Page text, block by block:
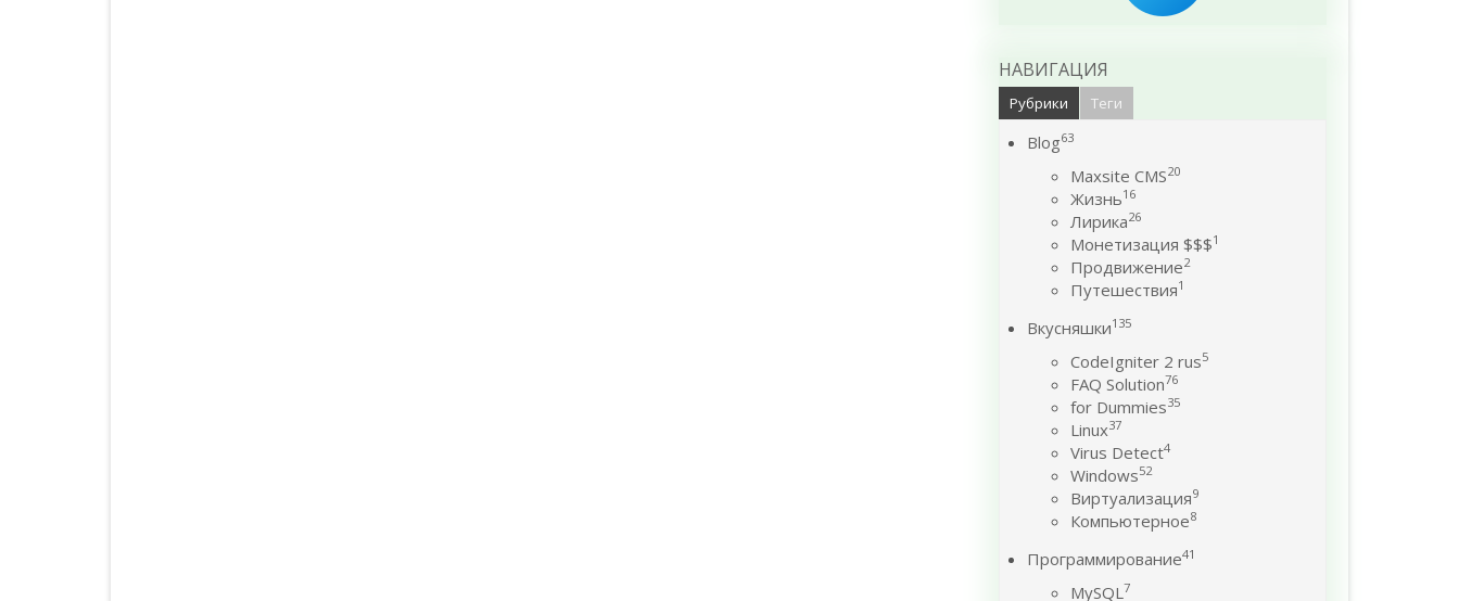
НАВИГАЦИЯ
Рубрики Теги
Blog63
Maxsite CMS20
Жизнь16
Лирика26
Монетизация $$$1
Продвижение2
Путешествия1
Вкусняшки135
CodeIgniter 2 rus5
FAQ Solution76
for Dummies35
Linux37
Virus Detect4
Windows52
Виртуализация9
Компьютерное8
Программирование41
MySQL7